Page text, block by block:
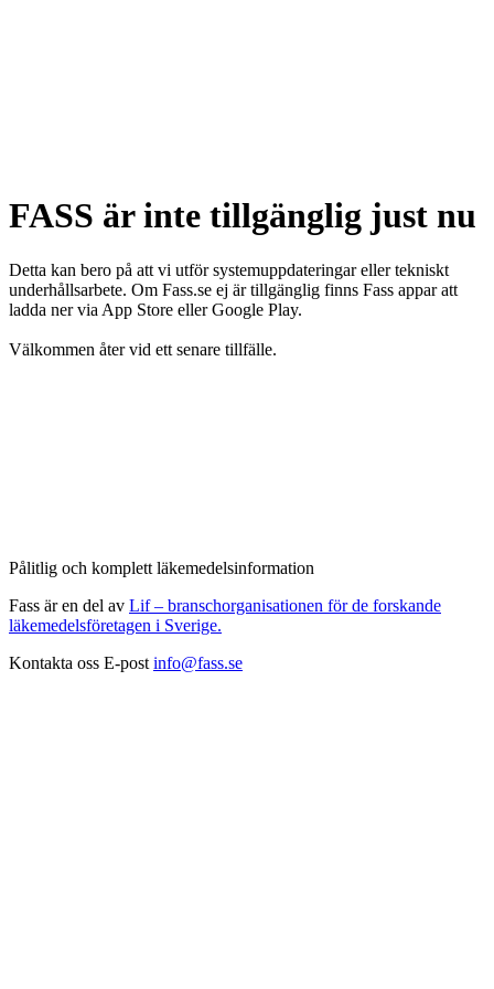
FASS är inte tillgänglig just nu
Detta kan bero på att vi utför systemuppdateringar eller tekniskt
underhållsarbete. Om Fass.se ej är tillgänglig finns Fass appar att
ladda ner via App Store eller Google Play.
Välkommen åter vid ett senare tillfälle.
Pålitlig och komplett läkemedelsinformation
Fass är en del av Lif – branschorganisationen för de forskande
läkemedelsföretagen i Sverige.
Kontakta oss E-post info@fass.se